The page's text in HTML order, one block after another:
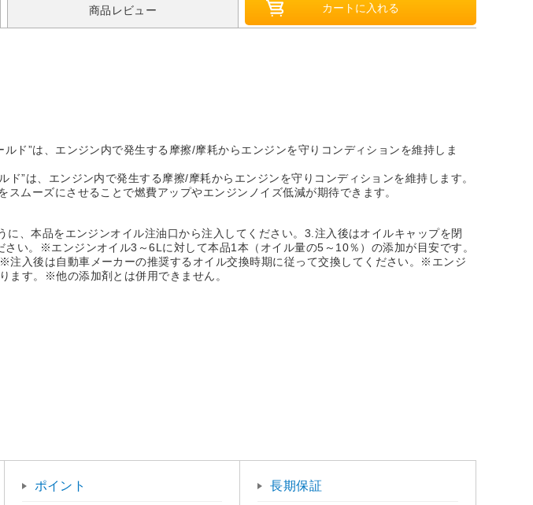
商品レビュー
ド”は、エンジン内で発生する摩擦/摩耗からエンジンを守りコンディションを維持しま
”は、エンジン内で発生する摩擦/摩耗からエンジンを守りコンディションを維持します。
ムーズにさせることで燃費アップやエンジンノイズ低減が期待できます。
、本品をエンジンオイル注油口から注入してください。3.注入後はオイルキャップを閉
い。※エンジンオイル3～6Lに対して本品1本（オイル量の5～10％）の添加が目安です。
入後は自動車メーカーの推奨するオイル交換時期に従って交換してください。※エンジ
ます。※他の添加剤とは併用できません。
ポイント 長期保証